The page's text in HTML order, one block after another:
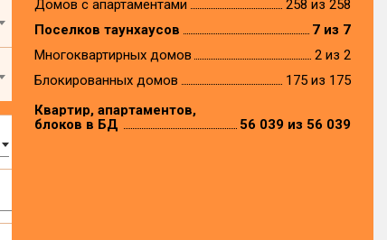
Домов с апартаментами
258 из 258
Поселков таунхаусов
7 из 7
Многоквартирных домов
2 из 2
Блокированных домов
175 из 175
Квартир, апартаментов,
блоков в БД
56 039 из 56 039